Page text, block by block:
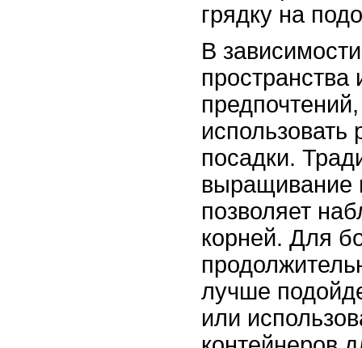
грядку на
В
пространства
посадки.
выращивание
позволяет
корней. Для
лучше
или